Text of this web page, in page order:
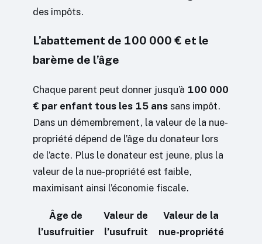
des impôts.
L’abattement de 100 000 € et le
barème de l’âge
Chaque parent peut donner jusqu’à 100 000
€ par enfant tous les 15 ans sans impôt.
Dans un démembrement, la valeur de la nue-
propriété dépend de l’âge du donateur lors
de l’acte. Plus le donateur est jeune, plus la
valeur de la nue-propriété est faible,
maximisant ainsi l’économie fiscale.
Âge de
l’usufruitier
Valeur de
l’usufruit
Valeur de la
nue-propriété